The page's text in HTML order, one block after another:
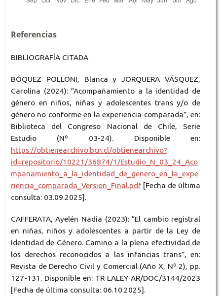
Referencias
BIBLIOGRAFÍA CITADA
BÓQUEZ POLLONI, Blanca y JORQUERA VÁSQUEZ,
Carolina (2024): “Acompañamiento a la identidad de
género en niños, niñas y adolescentes trans y/o de
género no conforme en la experiencia comparada”, en:
Biblioteca del Congreso Nacional de Chile, Serie
Estudio (Nº 03-24). Disponible en:
https://obtienearchivo.bcn.cl/obtienearchivo?
id=repositorio/10221/36874/1/Estudio_N_03_24_Aco
mpanamiento_a_la_identidad_de_genero_en_la_expe
riencia_comparada_Version_Final.pdf[Fecha de última
consulta: 03.09.2025].
CAFFERATA, Ayelén Nadia (2023): “El cambio registral
en niñas, niños y adolescentes a partir de la Ley de
Identidad de Género. Camino a la plena efectividad de
los derechos reconocidos a las infancias trans”, en:
Revista de Derecho Civil y Comercial (Año X, Nº 2), pp.
127-131. Disponible en: TR LALEY AR/DOC/3144/2023
[Fecha de última consulta: 06.10.2025].